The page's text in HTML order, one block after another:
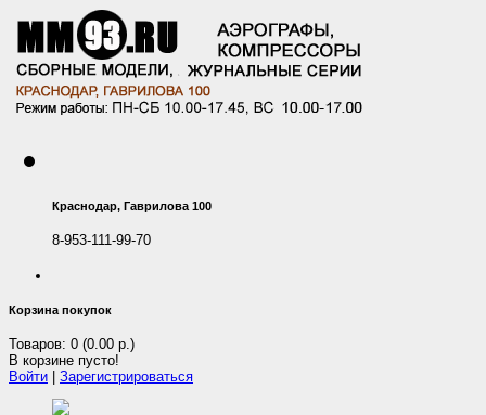
Краснодар, Гаврилова 100
8-953-111-99-70
Корзина покупок
Товаров: 0 (0.00 р.)
В корзине пусто!
Войти
Зарегистрироваться